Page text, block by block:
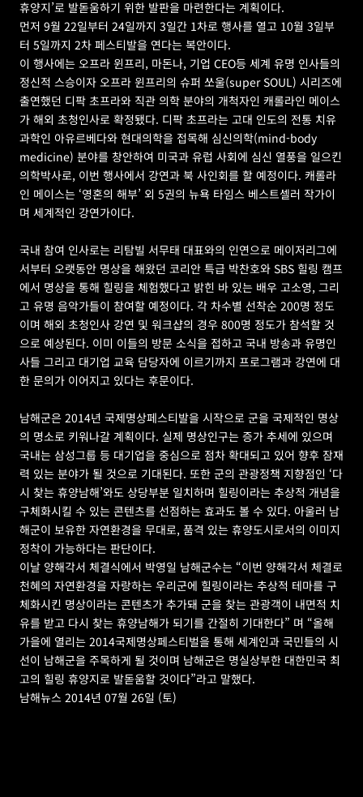
휴양지’로 발돋움하기 위한 발판을 마련한다는 계획이다.
먼저 9월 22일부터 24일까지 3일간 1차로 행사를 열고 10월 3일부
터 5일까지 2차 페스티발을 연다는 복안이다.
이 행사에는 오프라 윈프리, 마돈나, 기업 CEO등 세계 유명 인사들의
정신적 스승이자 오프라 윈프리의 슈퍼 쏘울(super SOUL) 시리즈에
출연했던 디팍 초프라와 직관 의학 분야의 개척자인 캐롤라인 메이스
가 해외 초청인사로 확정됐다. 디팍 초프라는 고대 인도의 전통 치유
과학인 아유르베다와 현대의학을 접목해 심신의학(mind-body
medicine) 분야를 창안하여 미국과 유럽 사회에 심신 열풍을 일으킨
의학박사로, 이번 행사에서 강연과 북 사인회를 할 예정이다. 캐롤라
인 메이스는 ‘영혼의 해부’ 외 5권의 뉴욕 타임스 베스트셀러 작가이
며 세계적인 강연가이다.
국내 참여 인사로는 리탐빌 서무태 대표와의 인연으로 메이저리그에
서부터 오랫동안 명상을 해왔던 코리안 특급 박찬호와 SBS 힐링 캠프
에서 명상을 통해 힐링을 체험했다고 밝힌 바 있는 배우 고소영, 그리
고 유명 음악가들이 참여할 예정이다. 각 차수별 선착순 200명 정도
이며 해외 초청인사 강연 및 워크샵의 경우 800명 정도가 참석할 것
으로 예상된다. 이미 이들의 방문 소식을 접하고 국내 방송과 유명인
사들 그리고 대기업 교육 담당자에 이르기까지 프로그램과 강연에 대
한 문의가 이어지고 있다는 후문이다.
남해군은 2014년 국제명상페스티발을 시작으로 군을 국제적인 명상
의 명소로 키워나갈 계획이다. 실제 명상인구는 증가 추세에 있으며
국내는 삼성그룹 등 대기업을 중심으로 점차 확대되고 있어 향후 잠재
력 있는 분야가 될 것으로 기대된다. 또한 군의 관광정책 지향점인 ‘다
시 찾는 휴양남해’와도 상당부분 일치하며 힐링이라는 추상적 개념을
구체화시킬 수 있는 콘텐츠를 선점하는 효과도 볼 수 있다. 아울러 남
해군이 보유한 자연환경을 무대로, 품격 있는 휴양도시로서의 이미지
정착이 가능하다는 판단이다.
이날 양해각서 체결식에서 박영일 남해군수는 “이번 양해각서 체결로
천혜의 자연환경을 자랑하는 우리군에 힐링이라는 추상적 테마를 구
체화시킨 명상이라는 콘텐츠가 추가돼 군을 찾는 관광객이 내면적 치
유를 받고 다시 찾는 휴양남해가 되기를 간절히 기대한다” 며 “올해
가을에 열리는 2014국제명상페스티벌을 통해 세계인과 국민들의 시
선이 남해군을 주목하게 될 것이며 남해군은 명실상부한 대한민국 최
고의 힐링 휴양지로 발돋움할 것이다”라고 말했다.
남해뉴스 2014년 07월 26일 (토)